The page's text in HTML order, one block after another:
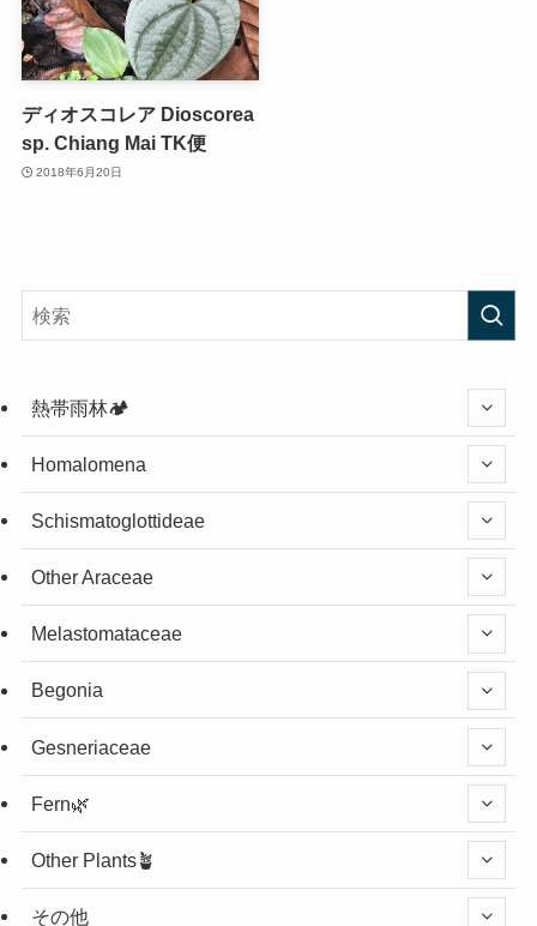
ディオスコレア Dioscorea
sp. Chiang Mai TK便
2018年6月20日
熱帯雨林🏕️
Homalomena
Schismatoglottideae
Other Araceae
Melastomataceae
Begonia
Gesneriaceae
Fern🌿
Other Plants🪴
その他